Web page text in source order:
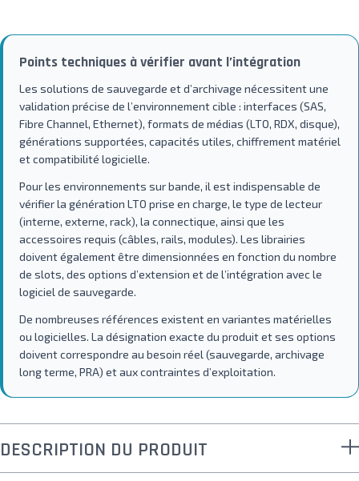
Points techniques à vérifier avant l’intégration
Les solutions de sauvegarde et d’archivage nécessitent une
validation précise de l’environnement cible : interfaces (SAS,
Fibre Channel, Ethernet), formats de médias (LTO, RDX, disque),
générations supportées, capacités utiles, chiffrement matériel
et compatibilité logicielle.
Pour les environnements sur bande, il est indispensable de
vérifier la génération LTO prise en charge, le type de lecteur
(interne, externe, rack), la connectique, ainsi que les
accessoires requis (câbles, rails, modules). Les librairies
doivent également être dimensionnées en fonction du nombre
de slots, des options d’extension et de l’intégration avec le
logiciel de sauvegarde.
De nombreuses références existent en variantes matérielles
ou logicielles. La désignation exacte du produit et ses options
doivent correspondre au besoin réel (sauvegarde, archivage
long terme, PRA) et aux contraintes d’exploitation.
DESCRIPTION DU PRODUIT